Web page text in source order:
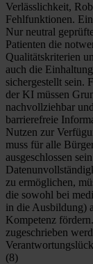
Verlässlichkeit,
Fehlfunktionen.
Nur neutral
Patienten die
Qualitätskriterien
auch die
sichergestellt sein.
der KI müssen
nachvollziehbar
barrierefreie
Nutzen zur
muss für alle
ausgeschlossen
zu ermöglichen,
die sowohl bei
in die Ausbildung)
Kompetenz
zugeschrieben
(8)